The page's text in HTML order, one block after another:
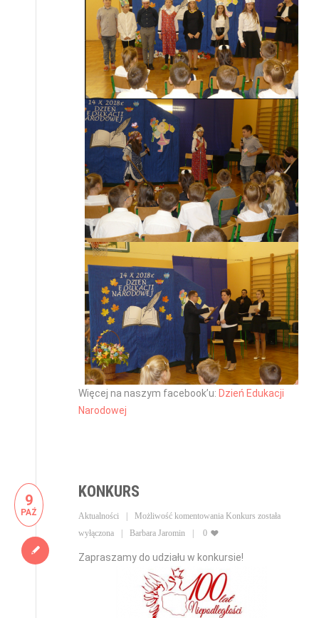
Więcej na naszym facebook’u: Dzień Edukacji
Narodowej
9
PAŹ
KONKURS
Aktualności Możliwość komentowania Konkurs została
wyłączona
Barbara Jaromin 0
Zapraszamy do udziału w konkursie!